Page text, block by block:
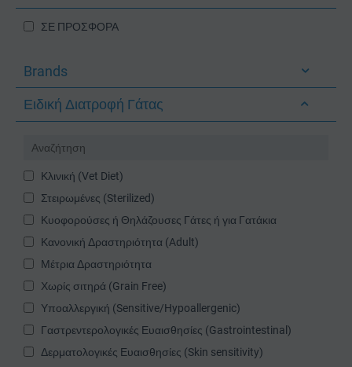
ΣΕ ΠΡΟΣΦΟΡΑ
Brands
Ειδική Διατροφή Γάτας
Κλινική (Vet Diet)
Στειρωμένες (Sterilized)
Κυοφορούσες ή Θηλάζουσες Γάτες ή για Γατάκια
Κανονική Δραστηριότητα (Adult)
Μέτρια Δραστηριότητα
Χωρίς σιτηρά (Grain Free)
Υποαλλεργική (Sensitive/Hypoallergenic)
Γαστρεντερολογικές Ευαισθησίες (Gastrointestinal)
Δερματολογικές Ευαισθησίες (Skin sensitivity)